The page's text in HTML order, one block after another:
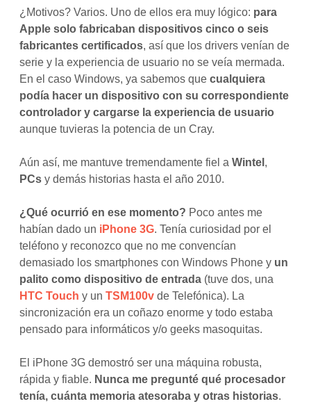
¿Motivos? Varios. Uno de ellos era muy lógico: para
Apple solo fabricaban dispositivos cinco o seis
fabricantes certificados, así que los drivers venían de
serie y la experiencia de usuario no se veía mermada.
En el caso Windows, ya sabemos quecualquiera
podía hacer un dispositivo con su correspondiente
controlador y cargarse la experiencia de usuario
aunque tuvieras la potencia de un Cray.
Aún así, me mantuve tremendamente fiel aWintel ,
PCs y demás historias hasta el año 2010.
¿Qué ocurrió en ese momento? Poco antes me
habían dado un iPhone 3G. Tenía curiosidad por el
teléfono y reconozco que no me convencían
demasiado los smartphones con Windows Phone y un
palito como dispositivo de entrada (tuve dos, una
HTC Touch y unTSM100v de Telefónica). La
sincronización era un coñazo enorme y todo estaba
pensado para informáticos y/o geeks masoquitas.
El iPhone 3G demostró ser una máquina robusta,
rápida y fiable. Nunca me pregunté qué procesador
tenía, cuánta memoria atesoraba y otras historias.